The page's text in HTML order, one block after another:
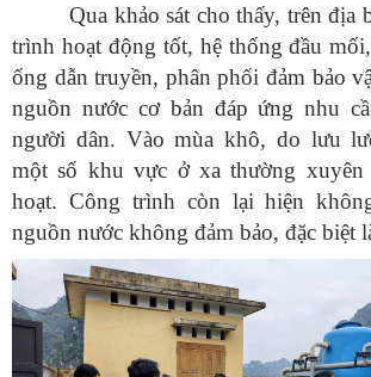
Qua khảo sát cho thấy, trên địa
trình hoạt động tốt, hệ thống đầu
ống dẫn truyền, phân phối đảm bảo
nguồn nước cơ bản đáp ứng nhu
người dân. Vào mùa khô, do lưu
một số khu vực ở xa thường xuyên
hoạt. Công trình còn lại hiện
nguồn nước không đảm bảo, đặc biệt